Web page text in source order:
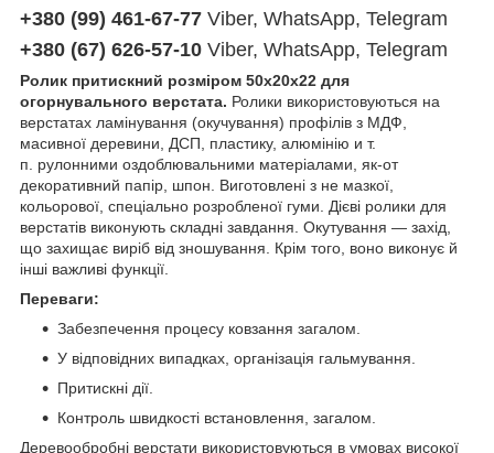
+380 (99) 461-67-77 Viber, WhatsApp, Telegram
+380 (67) 626-57-10 Viber, WhatsApp, Telegram
Ролик притискний розміром 50х20х22 для
огорнувального верстата. Ролики використовуються на
верстатах ламінування (окучування) профілів з МДФ,
масивної деревини, ДСП, пластику, алюмінію и т.
п. рулонними оздоблювальними матеріалами, як-от
декоративний папір, шпон. Виготовлені з не мазкої,
кольорової, спеціально розробленої гуми. Дієві ролики для
верстатів виконують складні завдання. Окутування — захід,
що захищає виріб від зношування. Крім того, воно виконує й
інші важливі функції.
Переваги:
Забезпечення процесу ковзання загалом.
У відповідних випадках, організація гальмування.
Притискні дії.
Контроль швидкості встановлення, загалом.
Деревообробні верстати використовуються в умовах високої